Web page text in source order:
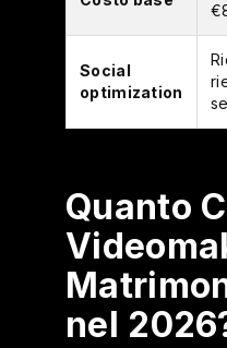
Social
optimization
Quanto
nel